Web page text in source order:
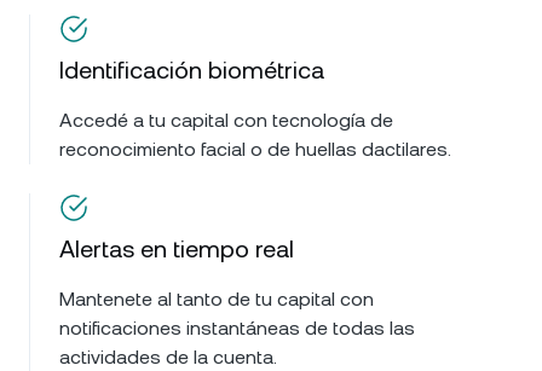
Identificación biométrica
Accedé a tu capital con tecnología de
reconocimiento facial o de huellas dactilares.
Alertas en tiempo real
Mantenete al tanto de tu capital con
notificaciones instantáneas de todas las
actividades de la cuenta.